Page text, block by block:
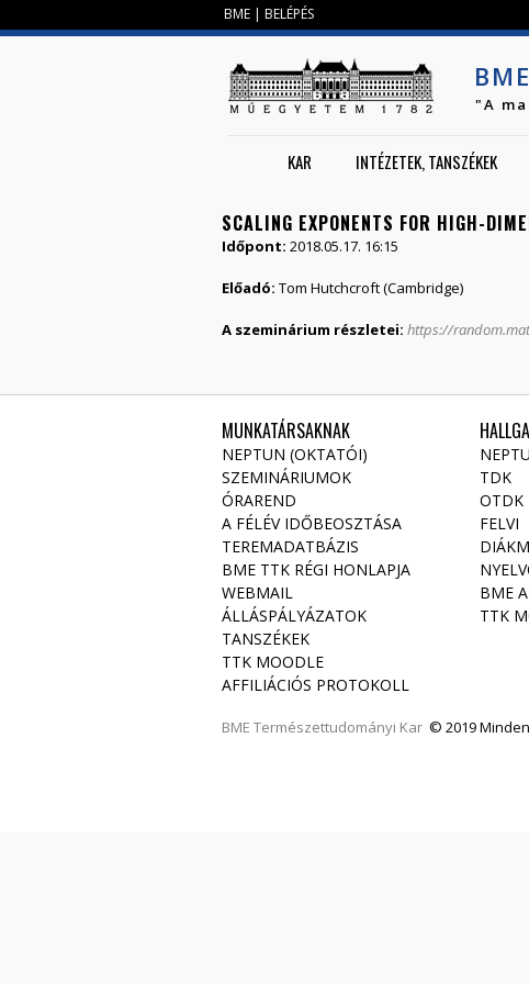
BME | BELÉPÉS
"A
KAR INTÉZETEK, TANSZÉKEK
SCALING EXPONENTS FOR HIGH-
Időpont: 2018.05.17. 16:15
Előadó: Tom Hutchcroft (Cambridge)
A szeminárium részletei: https://
MUNKATÁRSAKNAK
NEPTUN (OKTATÓI)
SZEMINÁRIUMOK
ÓRAREND
A FÉLÉV IDŐBEOSZTÁSA
TEREMADATBÁZIS
BME TTK RÉGI HONLAPJA
WEBMAIL
ÁLLÁSPÁLYÁZATOK
TANSZÉKEK
TTK MOODLE
AFFILIÁCIÓS PROTOKOLL
BME Természettudományi Kar © 2019
TDK
OTDK
FELVI
BME
TTK